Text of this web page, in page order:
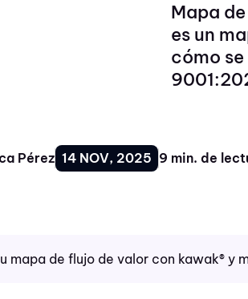
Mapa
es un
cómo
Pérez 14 NOV, 2025 9 min. de
mapa de flujo de valor con kawak® y